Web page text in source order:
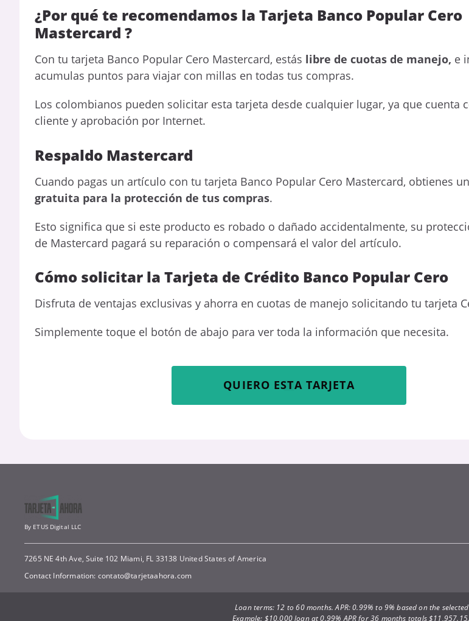
¿Por qué te recomendamos la Tarjeta Banco Popular Cero
Mastercard ?
Con tu tarjeta Banco Popular Cero Mastercard, estás libre de cuotas de manejo, e
acumulas puntos para viajar con millas en todas tus compras.
Los colombianos pueden solicitar esta tarjeta desde cualquier lugar, ya que cuenta
cliente y aprobación por Internet.
Respaldo Mastercard
Cuando pagas un artículo con tu tarjeta Banco Popular Cero Mastercard, obtienes
gratuita para la protección de tus compras.
Esto significa que si este producto es robado o dañado accidentalmente, su
de Mastercard pagará su reparación o compensará el valor del artículo.
Cómo solicitar la Tarjeta de Crédito Banco Popular Cero
Disfruta de ventajas exclusivas y ahorra en cuotas de manejo solicitando tu tarjeta
Simplemente toque el botón de abajo para ver toda la información que necesita.
QUIERO ESTA TARJETA
By ETUS Digital LLC
7265 NE 4th Ave, Suite 102 Miami, FL 33138 United States of America
Contact Information: contato@tarjetaahora.com
Loan terms: 12 to 60 months. APR: 0.99% to 9% based on the
Example: $10,000 loan at 0.99% APR for 36 months totals